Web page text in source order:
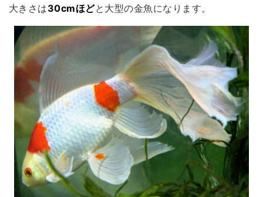
大きさは30cmほどと大型の金魚になります。